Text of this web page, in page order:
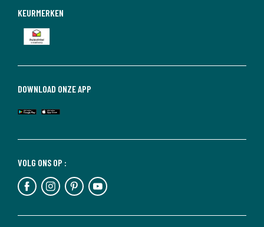
VOLG ONS OP :
DOWNLOAD ONZE APP
KEURMERKEN